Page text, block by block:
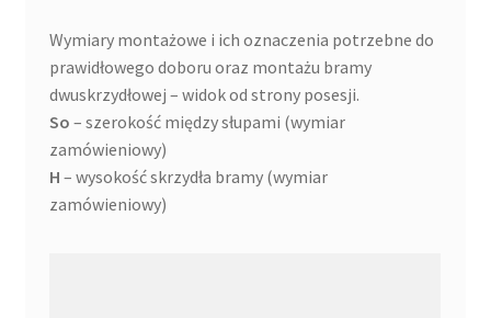
Wymiary montażowe i ich oznaczenia potrzebne do
prawidłowego doboru oraz montażu bramy
dwuskrzydłowej – widok od strony posesji.
So – szerokość między słupami (wymiar
zamówieniowy)
H – wysokość skrzydła bramy (wymiar
zamówieniowy)